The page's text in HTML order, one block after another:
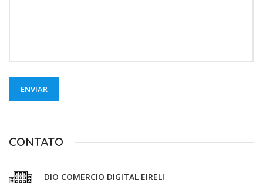
CONTATO
DIO COMERCIO DIGITAL EIRELI